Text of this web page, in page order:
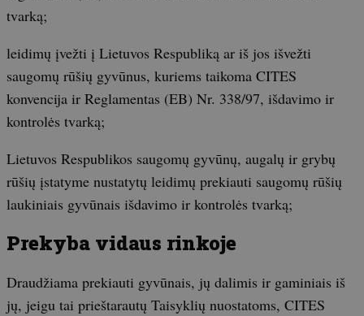
tvarką;
leidimų įvežti į Lietuvos Respubliką ar iš jos išvežti
saugomų rūšių gyvūnus, kuriems taikoma CITES
konvencija ir Reglamentas (EB) Nr. 338/97, išdavimo ir
kontrolės tvarką;
Lietuvos Respublikos saugomų gyvūnų, augalų ir grybų
rūšių įstatyme nustatytų leidimų prekiauti saugomų rūšių
laukiniais gyvūnais išdavimo ir kontrolės tvarką;
Prekyba vidaus rinkoje
Draudžiama prekiauti gyvūnais, jų dalimis ir gaminiais iš
jų, jeigu tai prieštarautų Taisyklių nuostatoms, CITES